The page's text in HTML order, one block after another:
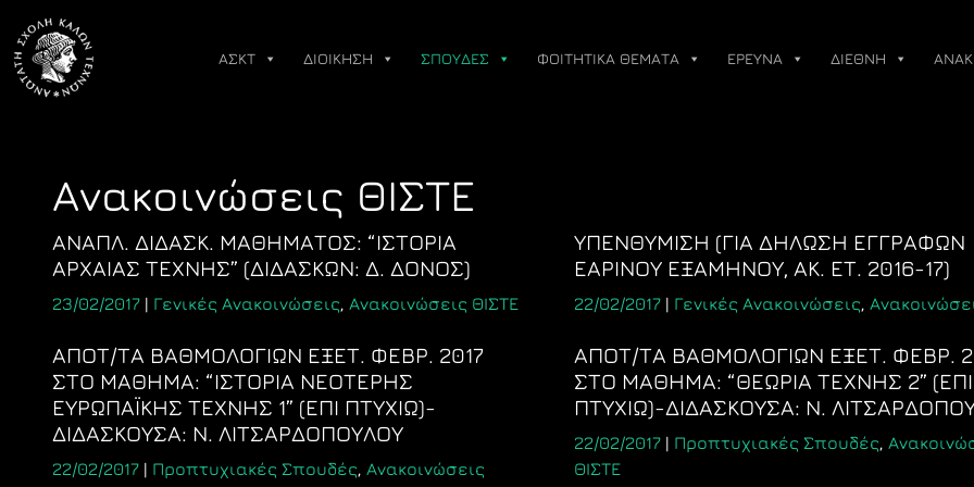
content
ΑΣΚΤ ΔΙΟΙΚΗΣΗ ΣΠΟΥΔΕΣ ΦΟΙΤΗΤΙΚΑ ΘΕΜΑΤΑ ΕΡΕΥΝΑ ΔΙΕΘΝΗ
Ανακοινώσεις ΘΙΣΤΕ
ΑΝΑΠΛ. ΔΙΔΑΣΚ. ΜΑΘΗΜΑΤΟΣ: “ΙΣΤΟΡΙΑ
ΑΡΧΑΙΑΣ ΤΕΧΝΗΣ” (ΔΙΔΑΣΚΩΝ: Δ. ΔΟΝΟΣ)
23/02/2017 | Γενικές Ανακοινώσεις, Ανακοινώσεις ΘΙΣΤΕ
ΥΠΕΝΘΥΜΙΣΗ (ΓΙΑ ΔΗΛΩΣΗ ΕΓΓΡΑΦΩΝ
ΕΑΡΙΝΟΥ ΕΞΑΜΗΝΟΥ, ΑΚ. ΕΤ. 2016-17)
22/02/2017 | Γενικές Ανακοινώσεις,
ΑΠΟΤ/ΤΑ ΒΑΘΜΟΛΟΓΙΩΝ ΕΞΕΤ. ΦΕΒΡ. 2017
ΣΤΟ ΜΑΘΗΜΑ: “ΙΣΤΟΡΙΑ ΝΕΟΤΕΡΗΣ
ΕΥΡΩΠΑΪΚΗΣ ΤΕΧΝΗΣ 1” (ΕΠΙ ΠΤΥΧΙΩ)-
ΔΙΔΑΣΚΟΥΣΑ: Ν. ΛΙΤΣΑΡΔΟΠΟΥΛΟΥ
22/02/2017 | Προπτυχιακές Σπουδές, Ανακοινώσεις
ΑΠΟΤ/ΤΑ ΒΑΘΜΟΛΟΓΙΩΝ ΕΞΕΤ. ΦΕΒΡ.
ΣΤΟ ΜΑΘΗΜΑ: “ΘΕΩΡΙΑ ΤΕΧΝΗΣ 2” (ΕΠΙ
ΠΤΥΧΙΩ)-ΔΙΔΑΣΚΟΥΣΑ: Ν.
22/02/2017 | Προπτυχιακές Σπουδές,
ΘΙΣΤΕ